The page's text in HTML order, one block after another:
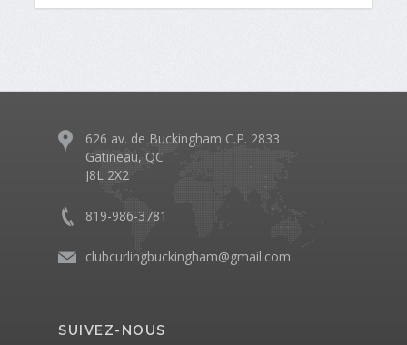
626 av. de Buckingham C.P. 2833
Gatineau, QC
J8L 2X2
819-986-3781
clubcurlingbuckingham@gmail.com
SUIVEZ-NOUS